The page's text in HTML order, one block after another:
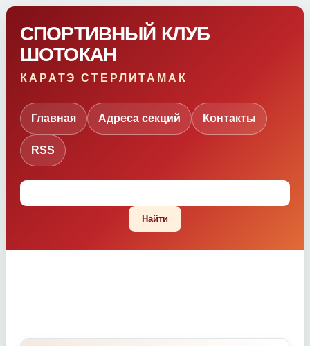
СПОРТИВНЫЙ КЛУБ
ШОТОКАН
КАРАТЭ СТЕРЛИТАМАК
Главная Адреса секций Контакты
RSS